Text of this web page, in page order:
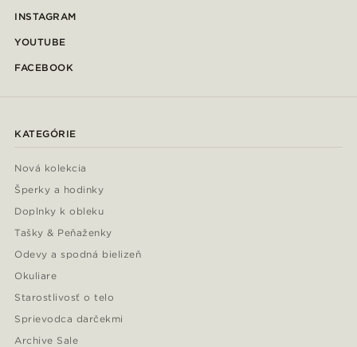
INSTAGRAM
YOUTUBE
FACEBOOK
KATEGÓRIE
Nová kolekcia
Šperky a hodinky
Doplnky k obleku
Tašky & Peňaženky
Odevy a spodná bielizeň
Okuliare
Starostlivosť o telo
Sprievodca darčekmi
Archive Sale